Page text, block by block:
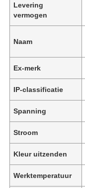
Levering
vermogen
Naam
Ex-merk
IP-classificatie
Spanning
Stroom
Kleur uitzenden
Werktemperatuur